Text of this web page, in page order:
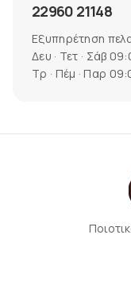
22960 21148
Εξυπηρέτηση
Δευ · Τετ · Σάβ
Τρ · Πέμ · Παρ